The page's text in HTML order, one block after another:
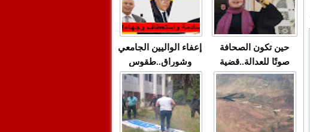
حين تكون الصحافة
صوتًا للعدالة..قضية
"مولات 88 غرزة"
مثالا(فيديو)
متابعة حميد طولست
في زمن تزداد فيه
حالات العنف ضد
النساء ويغيب فيه أحيانًا
إعفاء الواليين الجامعي
وشوراق..طقوس
صادمة وملتمس
"الوجهاء"؟/ صمت
وزارة الداخلية؟/أين
الوزير التوفيق؟(فيديو)